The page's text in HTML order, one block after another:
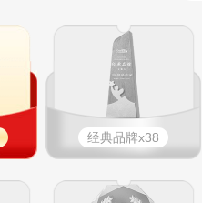
经典品牌x38